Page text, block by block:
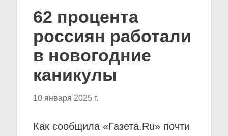
62 процента
россиян работали
в новогодние
каникулы
10 января 2025 г.
Как сообщила «Газета.Ru» почти